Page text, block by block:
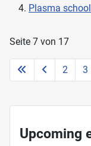
Plasma
Seite 7 von 17
2 3
Upcoming